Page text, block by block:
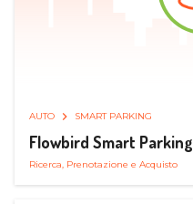
AUTO SMART PARKING
Flowbird Smart Parking
Ricerca, Prenotazione e Acquisto